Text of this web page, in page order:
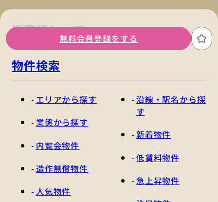
無料会員登録をする お
関東版トップ 関西版トップ
物件検索
エリアから探す
業態から探す
内覧会物件
造作無償物件
人気物件
沿線・駅名から探
す
新着物件
低賃料物件
急上昇物件